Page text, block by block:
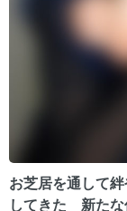
お芝居を通して
してきた 新たな